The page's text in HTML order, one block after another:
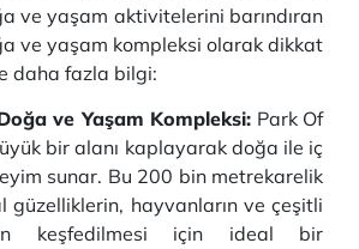
ve yaşam aktivitelerini barındıran
ve yaşam kompleksi olarak dikkat
daha fazla bilgi:
ve Yaşam Kompleksi: Park Of
bir alanı kaplayarak doğa ile iç
sunar. Bu 200 bin metrekarelik
güzelliklerin, hayvanların ve çeşitli
keşfedilmesi için ideal bir